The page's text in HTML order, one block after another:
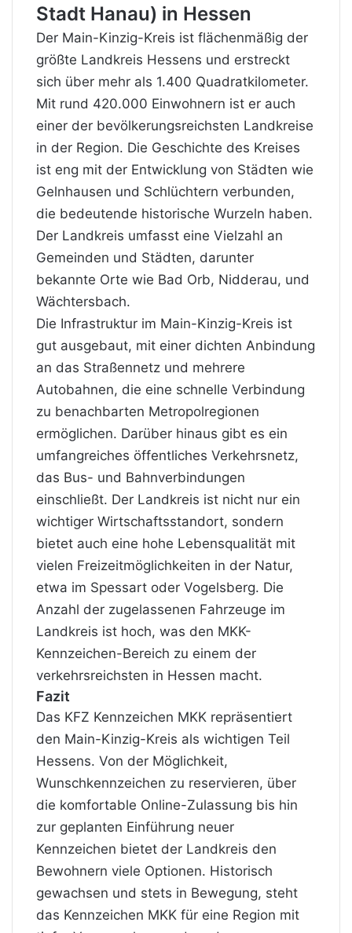
Stadt Hanau) in Hessen
Der Main-Kinzig-Kreis ist flächenmäßig der
größte Landkreis Hessens und erstreckt
sich über mehr als 1.400 Quadratkilometer.
Mit rund 420.000 Einwohnern ist er auch
einer der bevölkerungsreichsten Landkreise
in der Region. Die Geschichte des Kreises
ist eng mit der Entwicklung von Städten wie
Gelnhausen und Schlüchtern verbunden,
die bedeutende historische Wurzeln haben.
Der Landkreis umfasst eine Vielzahl an
Gemeinden und Städten, darunter
bekannte Orte wie Bad Orb, Nidderau, und
Wächtersbach.
Die Infrastruktur im Main-Kinzig-Kreis ist
gut ausgebaut, mit einer dichten Anbindung
an das Straßennetz und mehrere
Autobahnen, die eine schnelle Verbindung
zu benachbarten Metropolregionen
ermöglichen. Darüber hinaus gibt es ein
umfangreiches öffentliches Verkehrsnetz,
das Bus- und Bahnverbindungen
einschließt. Der Landkreis ist nicht nur ein
wichtiger Wirtschaftsstandort, sondern
bietet auch eine hohe Lebensqualität mit
vielen Freizeitmöglichkeiten in der Natur,
etwa im Spessart oder Vogelsberg. Die
Anzahl der zugelassenen Fahrzeuge im
Landkreis ist hoch, was den MKK-
Kennzeichen-Bereich zu einem der
verkehrsreichsten in Hessen macht.
Fazit
Das KFZ Kennzeichen MKK repräsentiert
den Main-Kinzig-Kreis als wichtigen Teil
Hessens. Von der Möglichkeit,
Wunschkennzeichen zu reservieren, über
die komfortable Online-Zulassung bis hin
zur geplanten Einführung neuer
Kennzeichen bietet der Landkreis den
Bewohnern viele Optionen. Historisch
gewachsen und stets in Bewegung, steht
das Kennzeichen MKK für eine Region mit